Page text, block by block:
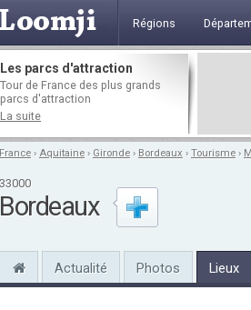
Régions
Les parcs d'attraction
Tour de France des plus grands
parcs d'attraction
La suite
France › Aquitaine › Gironde › Bordeaux › Tourisme ›
33000
Bordeaux
Actualité Photos Lieux